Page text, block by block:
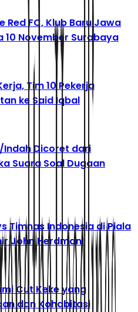
Red FC, Klub Baru Jawa
10 November Surabaya
Tim 10 Pekerja
ke Said Iqbal
Dicoret dari
Suara Soal Dugaan
Timnas Indonesia di Piala
John Herdman!
Cut Keke yang
dan Kohabitasi